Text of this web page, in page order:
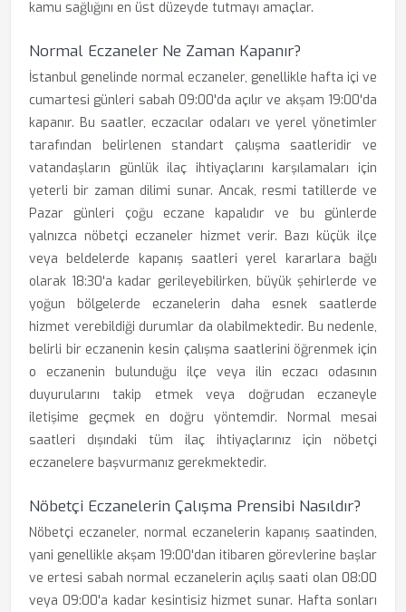
kamu sağlığını en üst düzeyde tutmayı amaçlar.
Normal Eczaneler Ne Zaman Kapanır?
İstanbul genelinde normal eczaneler, genellikle hafta içi ve
cumartesi günleri sabah 09:00'da açılır ve akşam 19:00'da
kapanır. Bu saatler, eczacılar odaları ve yerel yönetimler
tarafından belirlenen standart çalışma saatleridir ve
vatandaşların günlük ilaç ihtiyaçlarını karşılamaları için
yeterli bir zaman dilimi sunar. Ancak, resmi tatillerde ve
Pazar günleri çoğu eczane kapalıdır ve bu günlerde
yalnızca nöbetçi eczaneler hizmet verir. Bazı küçük ilçe
veya beldelerde kapanış saatleri yerel kararlara bağlı
olarak 18:30'a kadar gerileyebilirken, büyük şehirlerde ve
yoğun bölgelerde eczanelerin daha esnek saatlerde
hizmet verebildiği durumlar da olabilmektedir. Bu nedenle,
belirli bir eczanenin kesin çalışma saatlerini öğrenmek için
o eczanenin bulunduğu ilçe veya ilin eczacı odasının
duyurularını takip etmek veya doğrudan eczaneyle
iletişime geçmek en doğru yöntemdir. Normal mesai
saatleri dışındaki tüm ilaç ihtiyaçlarınız için nöbetçi
eczanelere başvurmanız gerekmektedir.
Nöbetçi Eczanelerin Çalışma Prensibi Nasıldır?
Nöbetçi eczaneler, normal eczanelerin kapanış saatinden,
yani genellikle akşam 19:00'dan itibaren görevlerine başlar
ve ertesi sabah normal eczanelerin açılış saati olan 08:00
veya 09:00'a kadar kesintisiz hizmet sunar. Hafta sonları